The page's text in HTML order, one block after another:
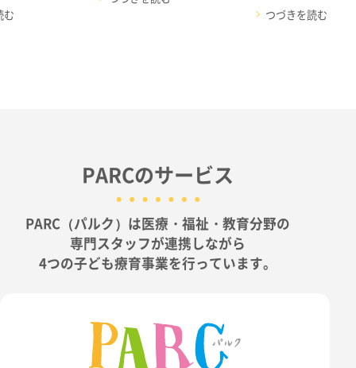
む
つづきを読む
PARCのサービス
PARC（パルク）は医療・福祉・教育分野の
専門スタッフが連携しながら
4つの子ども療育事業を行っています。